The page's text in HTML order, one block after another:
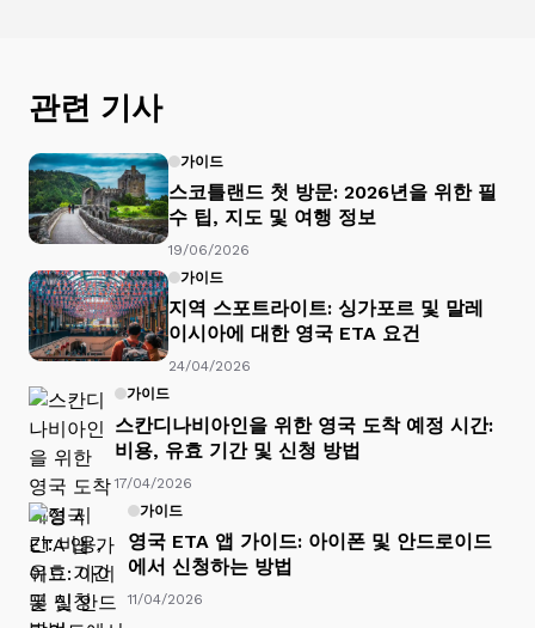
관련 기사
가이드
스코틀랜드 첫 방문: 2026년을 위한 필
수 팁, 지도 및 여행 정보
19/06/2026
가이드
지역 스포트라이트: 싱가포르 및 말레
이시아에 대한 영국 ETA 요건
24/04/2026
가이드
스칸디나비아인을 위한 영국 도착 예정 시간:
비용, 유효 기간 및 신청 방법
17/04/2026
가이드
영국 ETA 앱 가이드: 아이폰 및 안드로이드
에서 신청하는 방법
11/04/2026